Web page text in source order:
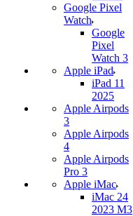
Google Pixel
Watch
Google
Pixel
Watch 3
Apple iPad
iPad 11
2025
Apple Airpods
3
Apple Airpods
4
Apple Airpods
Pro 3
Apple iMac
iMac 24
2023 M3